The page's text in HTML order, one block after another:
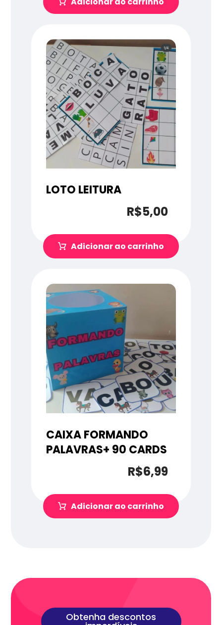
LOTO LEITURA
R$5,00
Adicionar ao carrinho
CAIXA FORMANDO
PALAVRAS+ 90 CARDS
R$6,99
Adicionar ao carrinho
Obtenha descontos